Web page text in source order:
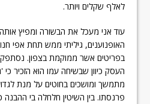
לאלף שקלים ויותר.
עוד אני מעכל את הבשורה ומפיץ אותה
האופנוענים, גיליתי ממש תחת אפי
בפריטים אשר ממוקמת בצפון.
העסק כיוון שבשיחה עמו הוא הזכיר
מתמשך ומושכים בחוטים על מנת
פרנסתו. בין השיטין חלחלה בי ההבנה